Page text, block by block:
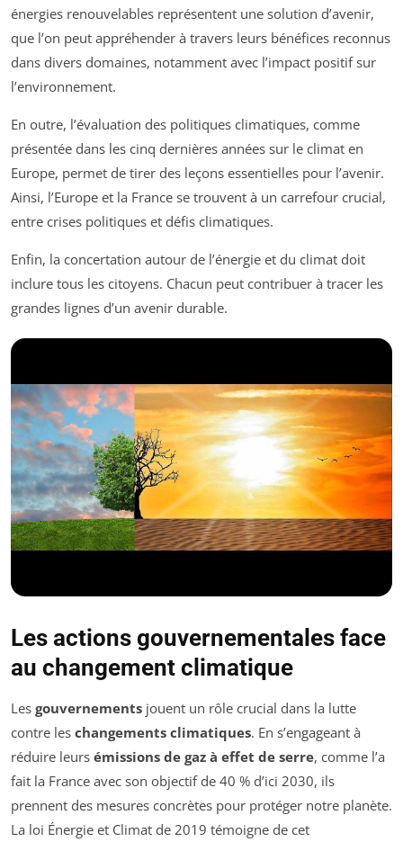
énergies renouvelables représentent une solution d’avenir,
que l’on peut appréhender à travers leurs bénéfices reconnus
dans divers domaines, notamment avec l’impact positif sur
l’environnement.
En outre, l’évaluation des politiques climatiques, comme
présentée dans les cinq dernières années sur le climat en
Europe, permet de tirer des leçons essentielles pour l’avenir.
Ainsi, l’Europe et la France se trouvent à un carrefour crucial,
entre crises politiques et défis climatiques.
Enfin, la concertation autour de l’énergie et du climat doit
inclure tous les citoyens. Chacun peut contribuer à tracer les
grandes lignes d’un avenir durable.
Les actions gouvernementales face
au changement climatique
Les gouvernements jouent un rôle crucial dans la lutte
contre les changements climatiques. En s’engageant à
réduire leurs émissions de gaz à effet de serre, comme l’a
fait la France avec son objectif de 40 % d’ici 2030, ils
prennent des mesures concrètes pour protéger notre planète.
La loi Énergie et Climat de 2019 témoigne de cet